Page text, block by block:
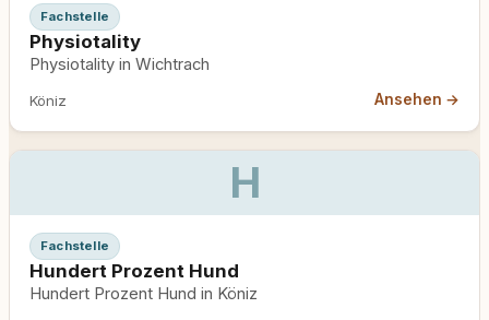
Fachstelle
Physiotality
Physiotality in Wichtrach
Köniz Ansehen →
H
Fachstelle
Hundert Prozent Hund
Hundert Prozent Hund in Köniz